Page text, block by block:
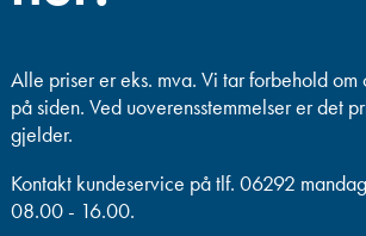
Alle priser er eks. mva. Vi tar forbehold om
på siden. Ved uoverensstemmelser er det
gjelder.
Kontakt kundeservice på tlf. 06292
08.00 - 16.00.